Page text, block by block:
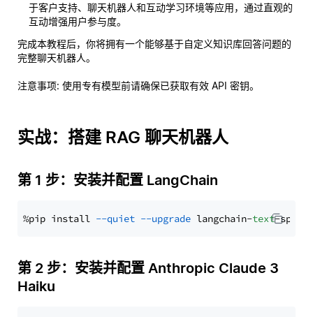
于客户支持、聊天机器人和互动学习环境等应用，通过直观的
互动增强用户参与度。
完成本教程后，你将拥有一个能够基于自定义知识库回答问题的
完整聊天机器人。
注意事项: 使用专有模型前请确保已获取有效 API 密钥。
实战：搭建 RAG 聊天机器人
第 1 步：安装并配置 LangChain
%pip install --quiet --upgrade langchain-text
第 2 步：安装并配置 Anthropic Claude 3
Haiku